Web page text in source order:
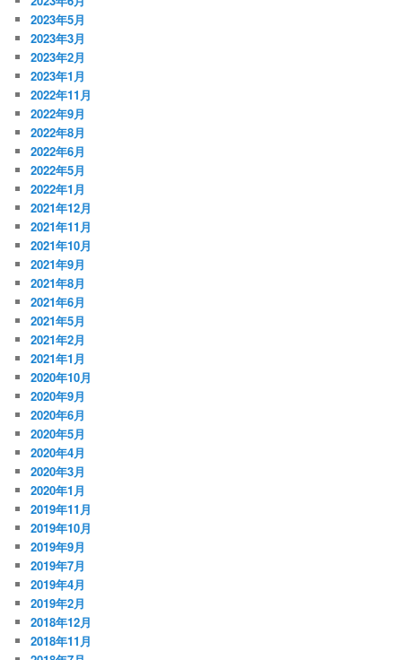
2023年5月
2023年3月
2023年2月
2023年1月
2022年11月
2022年9月
2022年8月
2022年6月
2022年5月
2022年1月
2021年12月
2021年11月
2021年10月
2021年9月
2021年8月
2021年6月
2021年5月
2021年2月
2021年1月
2020年10月
2020年9月
2020年6月
2020年5月
2020年4月
2020年3月
2020年1月
2019年11月
2019年10月
2019年9月
2019年7月
2019年4月
2019年2月
2018年12月
2018年11月